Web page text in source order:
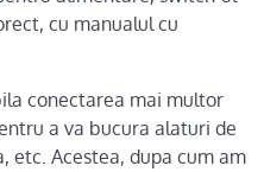
cu manualul cu
conectarea mai multor
a va bucura alaturi de
etc. Acestea, dupa cum am